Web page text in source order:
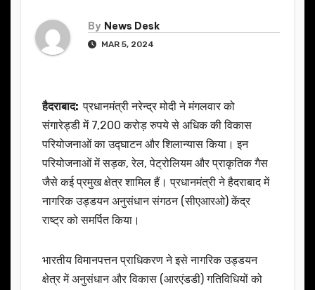
By News Desk
MAR 5, 2024
हैदराबाद:प्रधानमंत्री नरेन्द्र मोदी ने मंगलवार को
संगारेड्डी में 7,200 करोड़ रुपये से अधिक की विकास
परियोजनाओं का उद्घाटन और शिलान्यास किया। इन
परियोजनाओं में सड़क, रेल, पेट्रोलियम और प्राकृतिक गैस
जैसे कई प्रमुख क्षेत्र शामिल हैं। प्रधानमंत्री ने हैदराबाद में
नागरिक उड्डयन अनुसंधान संगठन (सीएआरओ) केंद्र
राष्ट्र को समर्पित किया।
भारतीय विमानपत्तन प्राधिकरण ने इसे नागरिक उड्डयन
क्षेत्र में अनुसंधान और विकास (आरएंडडी) गतिविधियों को